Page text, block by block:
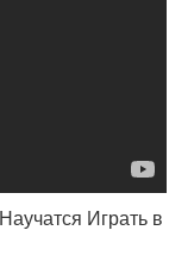
Играть в